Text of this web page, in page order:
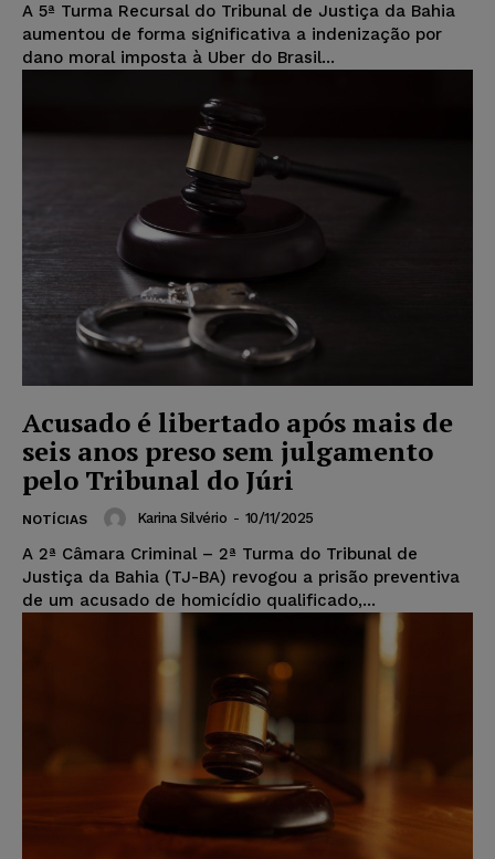
A 5ª Turma Recursal do Tribunal de Justiça da Bahia
aumentou de forma significativa a indenização por
dano moral imposta à Uber do Brasil...
Acusado é libertado após mais de
seis anos preso sem julgamento
pelo Tribunal do Júri
NOTÍCIAS Karina Silvério - 10/11/2025
A 2ª Câmara Criminal – 2ª Turma do Tribunal de
Justiça da Bahia (TJ-BA) revogou a prisão preventiva
de um acusado de homicídio qualificado,...